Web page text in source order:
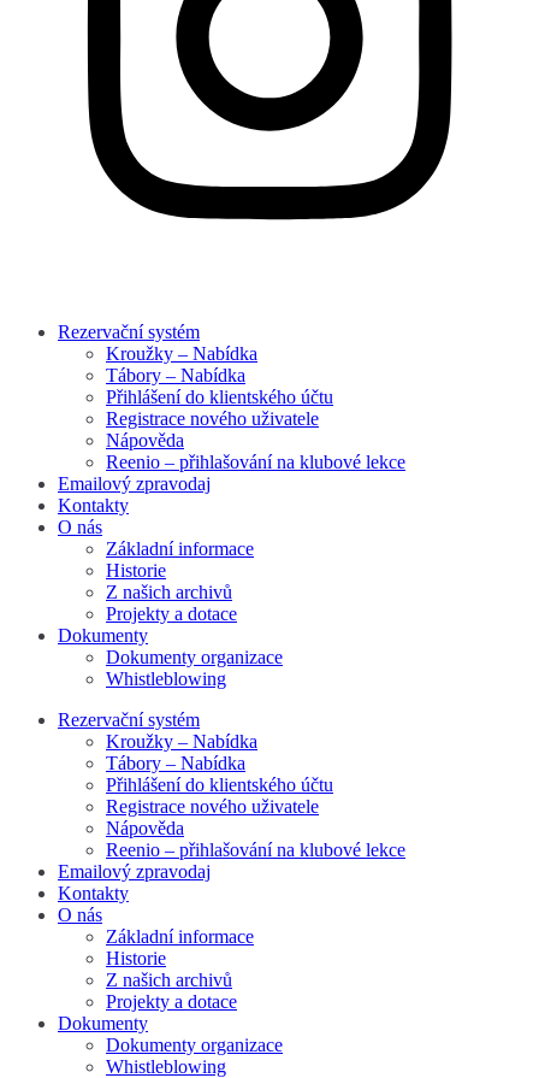
Rezervační systém
Kroužky – Nabídka
Tábory – Nabídka
Přihlášení do klientského účtu
Registrace nového uživatele
Nápověda
Reenio – přihlašování na klubové lekce
Emailový zpravodaj
Kontakty
O nás
Základní informace
Historie
Z našich archivů
Projekty a dotace
Dokumenty
Dokumenty organizace
Whistleblowing
Rezervační systém
Kroužky – Nabídka
Tábory – Nabídka
Přihlášení do klientského účtu
Registrace nového uživatele
Nápověda
Reenio – přihlašování na klubové lekce
Emailový zpravodaj
Kontakty
O nás
Základní informace
Historie
Z našich archivů
Projekty a dotace
Dokumenty
Dokumenty organizace
Whistleblowing